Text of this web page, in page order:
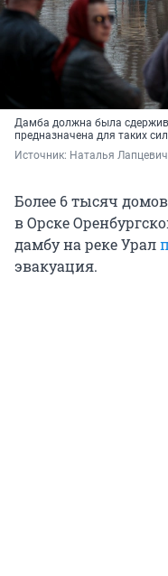
Дамба должна была
предназначена для таких
Источник: Наталья
Более 6 тысяч домов
в Орске
дамбу на реке Урал
эвакуация.